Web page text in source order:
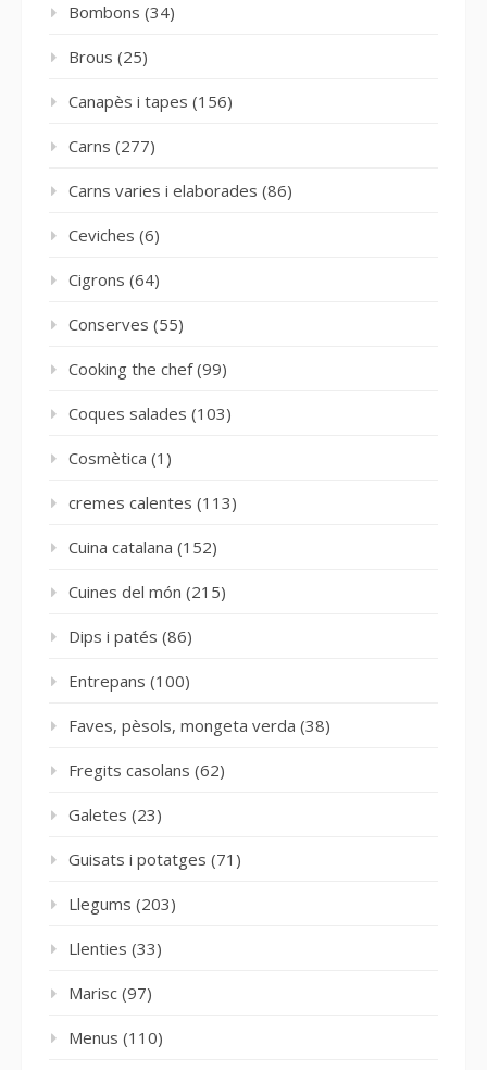
Bombons (34)
Brous (25)
Canapès i tapes (156)
Carns (277)
Carns varies i elaborades (86)
Ceviches (6)
Cigrons (64)
Conserves (55)
Cooking the chef(99)
Coques salades (103)
Cosmètica (1)
cremes calentes (113)
Cuina catalana (152)
Cuines del món (215)
Dips i patés (86)
Entrepans (100)
Faves, pèsols, mongeta verda (38)
Fregits casolans (62)
Galetes (23)
Guisats i potatges (71)
Llegums (203)
Llenties (33)
Marisc (97)
Menus (110)